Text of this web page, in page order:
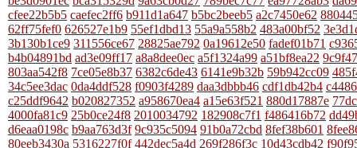
cfee22b5b5 caefec2ff6 b911d1a647 b5bc2beeb5 a2c7450e62
62ff75fef0 626527e1b9 55ef1dbd13 55a9a558b2 483a00bf52
3b130b1ce9 311556ce67 28825ae792 0a19612e50 fadef01b71
b4b04891bd ad3e09ff17 a8a8dee0ec a5f1324a99 a51bf8ea22
803aa542f8 7ce05e8b37 6382c6de43 6141e9b32b 59b942cc09
34c5ee3dac 0da4ddf528 f0903f4289 daa3dbbb46 cdf1db42b4
c25ddf9642 b020827352 a958670ea4 a15e63f521 880d17887e
4000fa81c9 25b0ce24f8 2010034792 182908c7f1 f486416b72
d6eaa0198c b9aa763d3f 9c935c5094 91b0a72cbd 8fef38b601
80eeb3430a 5316227f0f 442dec5a4d 269f286f3c 10d43cdb42